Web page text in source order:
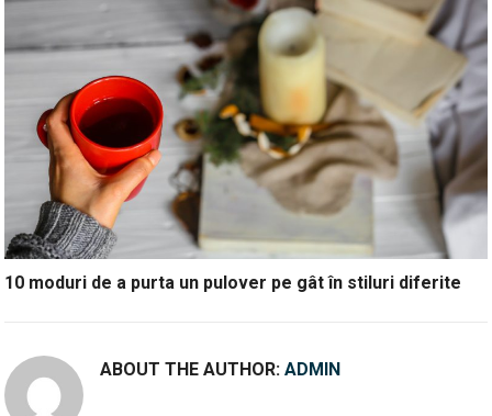
10 moduri de a purta un pulover pe gât în stiluri diferite
ABOUT THE AUTHOR:ADMIN